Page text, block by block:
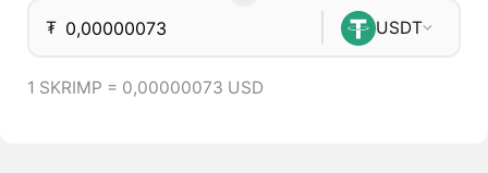
₮ USDT
1 SKRIMP = 0,00000073 USD